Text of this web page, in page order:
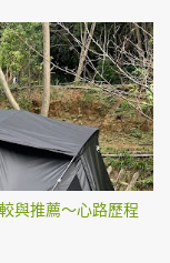
道了ＸＤ KZM阿提
有點掉出地墊，不過
地墊跟雨遮柱，如
餐，簡單加熱香腸
經餓到不行吃了粽
都還算不錯 晚上喝酒
了，布幕直接用賣家
飆車聲沒有想像中
營主的貓貓跑來撒
大於60度時就要打開
度，不過因為是柴
心溫度。（如果外
營主主張讓大家自
所以要耐心燒大概
編幫忙燒柴的我
就要認命了（？）
怕收濕帳 一房一廳
，有一半在採光罩
與推薦～心路歷程